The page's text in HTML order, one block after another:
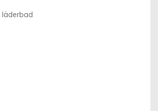
läderbad